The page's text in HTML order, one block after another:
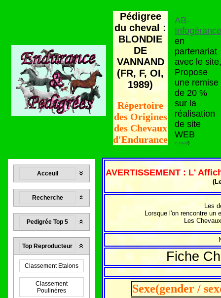
Pédigree
du cheval :
BLONDIE
DE
VANNAND
(FR, F, OI,
1989)
Répertoire
des Origines
des Chevaux
d'Endurance
AB-
Infogérance
en
partenariat
avec le site,
Propose
une remise
de 20 %
sur la
réalisation
de site
WEB
e-mail)
Acceuil
Recherche
Pedigrée Top 5
Top Reproducteur
Classement Etalons
Classement
Poulinéres
AVERTISSEMENT : L'
Les
Lorsque l'on rencontre un
Les
Fiche
Sexe(gender /